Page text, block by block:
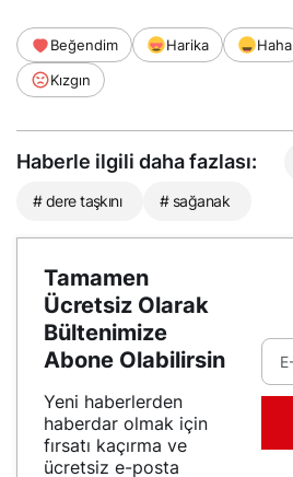
Beğendim Harika Haha
Kızgın
Haberle ilgili daha fazlası:
# dere taşkını # sağanak
Tamamen
Ücretsiz Olarak
Bültenimize
Abone Olabilirsin
Yeni haberlerden
haberdar olmak için
fırsatı kaçırma ve
ücretsiz e-posta